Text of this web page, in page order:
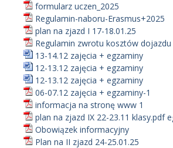
formularz uczen_2025
Regulamin-naboru-Erasmus+2025
plan na zjazd I 17-18.01.25
Regulamin zwrotu kosztów
13-14.12 zajęcia + egzaminy
12-13.12 zajęcia + egzaminy
12-13.12 zajęcia + egzaminy
06-07.12 zajęcia + egzaminy-1
informacja na stronę www 1
plan na zjazd IX 22-23.11 klasy.pdf
Obowiązek informacyjny
Plan na II zjazd 24-25.01.25